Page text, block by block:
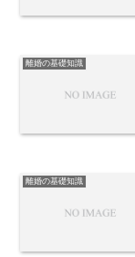
離婚の基礎知識
離婚の基礎知識